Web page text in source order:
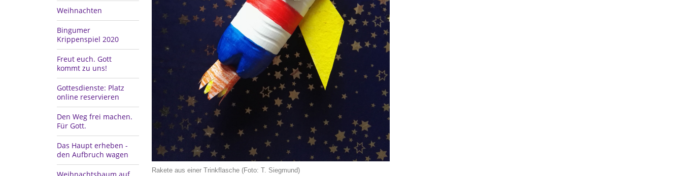
Weihnachten
Bingumer
Krippenspiel 2020
Freut euch. Gott
kommt zu uns!
Gottesdienste: Platz
online reservieren
Den Weg frei machen.
Für Gott.
Das Haupt erheben -
den Aufbruch wagen
Rakete aus einer Trinkflasche (Foto: T. Siegmund)